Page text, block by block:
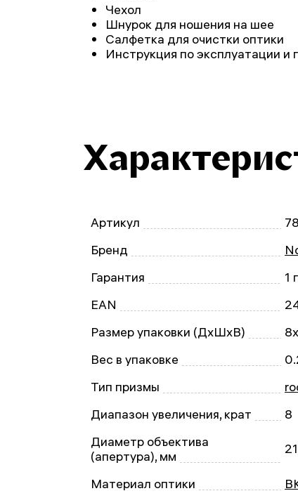
Чехол
Шнурок для ношения на шее
Салфетка для очистки оптики
Инструкция по эксплуатации и
Артикул
Бренд
Гарантия
1
EAN
Размер упаковки (ДxШxВ)
Вес в упаковке
Тип призмы
Диапазон увеличения, крат
8
Диаметр объектива
(апертура), мм
21
Материал оптики